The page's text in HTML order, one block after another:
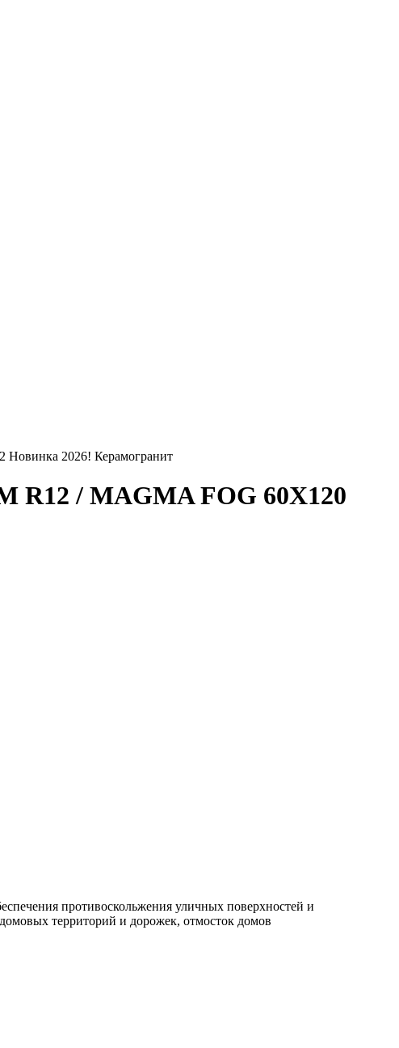
2026! Керамогранит
/ MAGMA FOG 60X120
противоскольжения уличных поверхностей и
территорий и дорожек, отмосток домов